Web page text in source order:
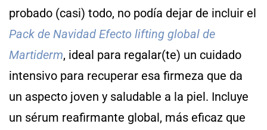
probado (casi) todo, no podía dejar de incluir el
Pack de Navidad Efecto lifting global de
Martiderm, ideal para regalar(te) un cuidado
intensivo para recuperar esa firmeza que da
un aspecto joven y saludable a la piel. Incluye
un sérum reafirmante global, más eficaz que